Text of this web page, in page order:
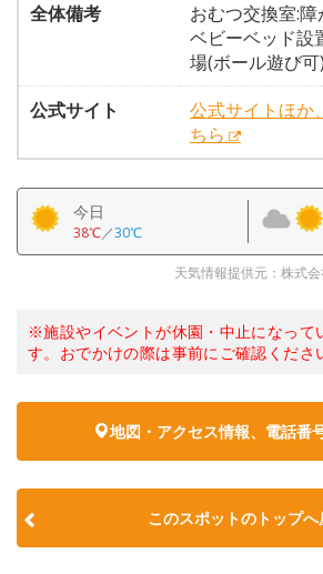
全体備考
おむつ交換室:
ベビーベッド設
場(ボール遊び可)
公式サイト
公式サイトほか
ちら
今日
38℃／30℃
天気情報提供元：株式
※施設やイベントが休園・中止になって
す。おでかけの際は事前にご確認くださ
地図・アクセス情報、電話番
このスポットのトップへ